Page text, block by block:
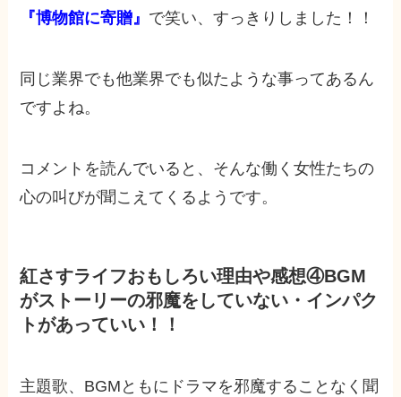
『博物館に寄贈』 で笑い、すっきりしました！！
同じ業界でも他業界でも似たような事ってあるん
ですよね。
コメントを読んでいると、そんな働く女性たちの
心の叫びが聞こえてくるようです。
紅さすライフおもしろい理由や感想④BGM
がストーリーの邪魔をしていない・インパク
トがあっていい！！
主題歌、BGMともにドラマを邪魔することなく聞